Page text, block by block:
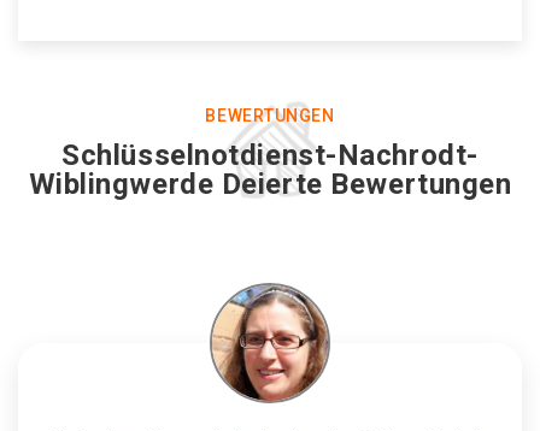
BEWERTUNGEN
Schlüsselnotdienst-Nachrodt-
Wiblingwerde Deierte Bewertungen